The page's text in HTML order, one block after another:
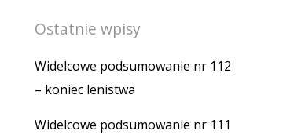
Ostatnie wpisy
Widelcowe podsumowanie nr 112
– koniec lenistwa
Widelcowe podsumowanie nr 111